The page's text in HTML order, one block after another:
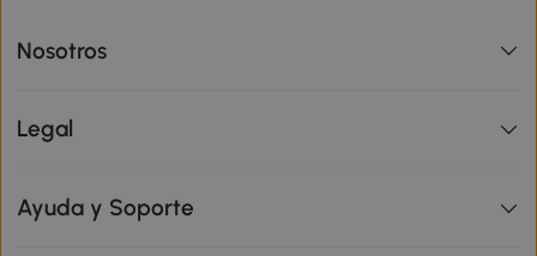
Nosotros
Legal
Ayuda y Soporte